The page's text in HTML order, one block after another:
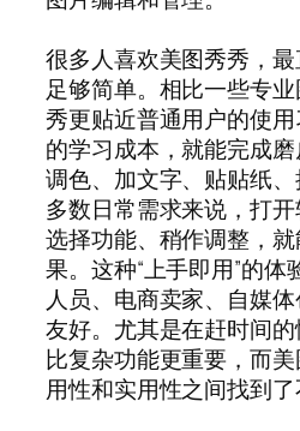
很多人喜欢美图秀秀，
足够简单。相比一些专
秀更贴近普通用户的使
的学习成本，就能完成磨
调色、加文字、贴贴纸
多数日常需求来说，打开
选择功能、稍作调整，
果。这种“上手即用”的
人员、电商卖家、自媒
友好。尤其是在赶时间
比复杂功能更重要，而
用性和实用性之间找到了